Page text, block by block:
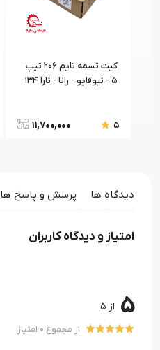
کیت تسمه تایم 206 تيپ
5 - تيوفايو - رانا - تارا 134
5
11,700,000
دیدگاه ها پرسش و پاسخ ها
امتیاز و دیدگاه کاربران
5 از 5
از مجموع 0 امتیاز